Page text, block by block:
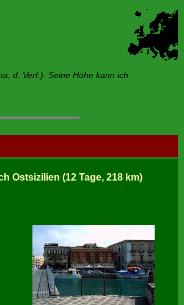
d. Verf.). Seine Höhe kann ich
Ostsizilien (12 Tage, 218 km)